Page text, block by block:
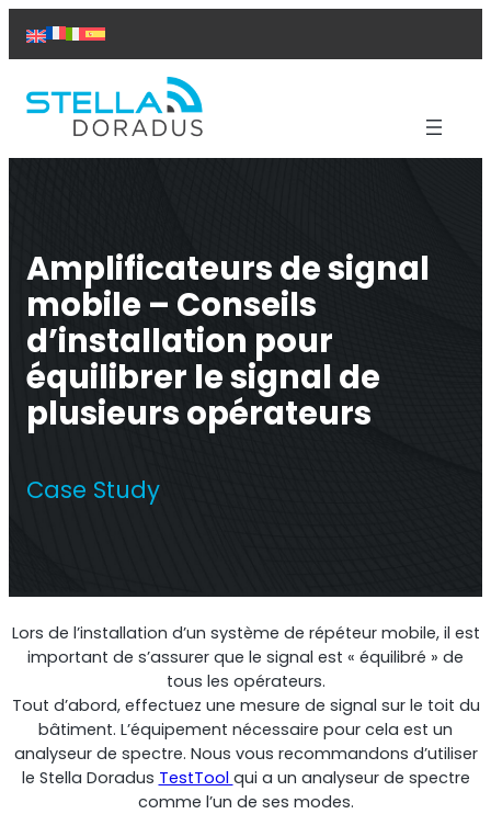
Études de cas
À propos de nous
Contact
Amplificateurs de signal
mobile – Conseils
d’installation pour
équilibrer le signal de
plusieurs opérateurs
Case Study
Lors de l’installation d’un système de répéteur mobile, il est
important de s’assurer que le signal est « équilibré » de
tous les opérateurs.
Tout d’abord, effectuez une mesure de signal sur le toit du
bâtiment. L’équipement nécessaire pour cela est un
analyseur de spectre. Nous vous recommandons d’utiliser
le Stella Doradus TestTool qui a un analyseur de spectre
comme l’un de ses modes.